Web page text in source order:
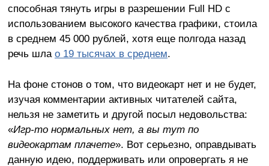
способная тянуть игры в разрешении Full HD с
использованием высокого качества графики, стоила
в среднем 45 000 рублей, хотя еще полгода назад
речь шла о 19 тысячах в среднем.
На фоне стонов о том, что видеокарт нет и не будет,
изучая комментарии активных читателей сайта,
нельзя не заметить и другой посыл недовольства:
«Игр-то нормальных нет, а вы тут по
видеокартам плачете». Вот серьезно, оправдывать
данную идею, поддерживать или опровергать я не